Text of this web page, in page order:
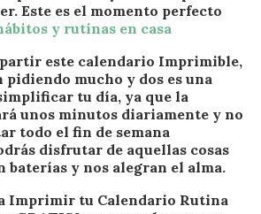
Este es el momento perfecto
y rutinas en casa
este calendario Imprimible,
pidiendo mucho y dos es una
tu día, ya que la
unos minutos diariamente y no
todo el fin de semana
disfrutar de aquellas cosas
baterías y nos alegran el alma.
Imprimir tu Calendario Rutina